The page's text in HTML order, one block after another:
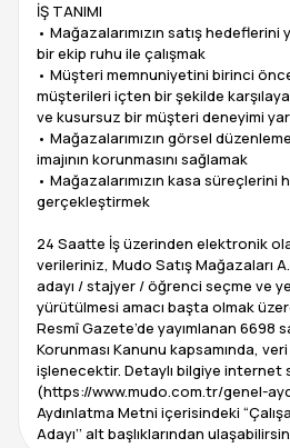
İŞ TANIMI
• Mağazalarımızın satış
bir ekip ruhu ile çalışmak
• Müşteri memnuniyetini birinci
müşterileri içten bir şekilde
ve kusursuz bir müşteri deneyimi
• Mağazalarımızın görsel
imajının korunmasını sağlamak
• Mağazalarımızın kasa süreçlerini
gerçekleştirmek
24 Saatte İş üzerinden elektronik
verileriniz, Mudo Satış Mağazaları
adayı / stajyer / öğrenci seçme ve
yürütülmesi amacı başta olmak
Resmî Gazete’de yayımlanan 6698
Korunması Kanunu kapsamında,
işlenecektir. Detaylı bilgiye internet
(https://www.mudo.com.tr/genel-
Aydınlatma Metni içerisindeki